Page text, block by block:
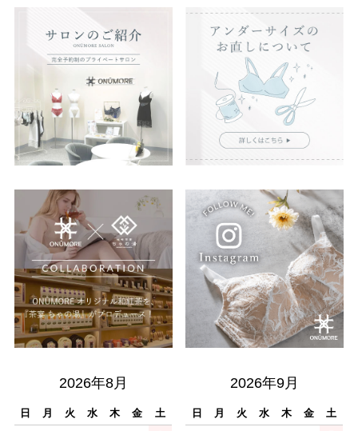
2026年8月
日 月 火 水 木 金
土
2026年9月
日 月 火 水 木 金
土